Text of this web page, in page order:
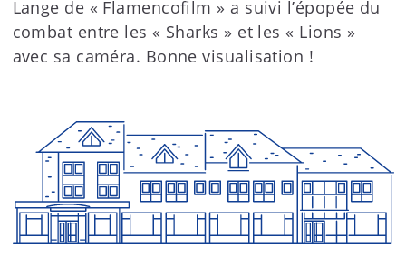
Lange de « Flamencofilm » a suivi l’épopée du
combat entre les « Sharks » et les « Lions »
avec sa caméra. Bonne visualisation !